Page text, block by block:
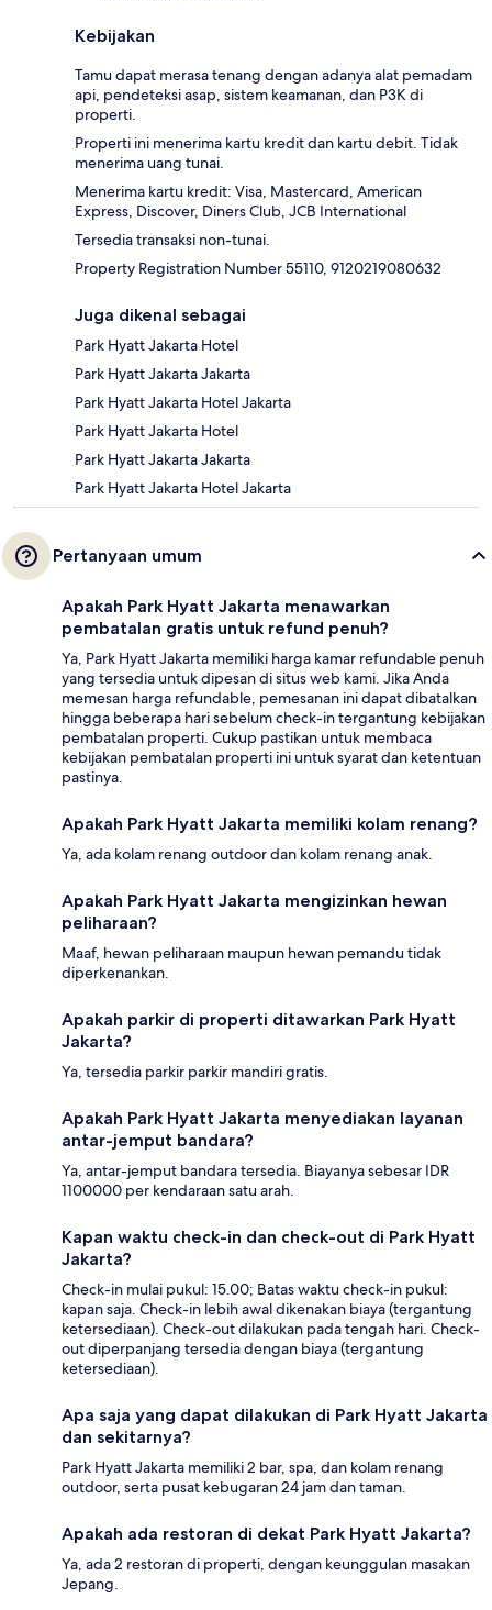
Kebijakan
Tamu dapat merasa tenang dengan adanya alat pemadam
api, pendeteksi asap, sistem keamanan, dan P3K di
properti.
Properti ini menerima kartu kredit dan kartu debit. Tidak
menerima uang tunai.
Menerima kartu kredit: Visa, Mastercard, American
Express, Discover, Diners Club, JCB International
Tersedia transaksi non-tunai.
Property Registration Number 55110, 9120219080632
Juga dikenal sebagai
Park Hyatt Jakarta Hotel
Park Hyatt Jakarta Jakarta
Park Hyatt Jakarta Hotel Jakarta
Park Hyatt Jakarta Hotel
Park Hyatt Jakarta Jakarta
Park Hyatt Jakarta Hotel Jakarta
Pertanyaan umum
Apakah Park Hyatt Jakarta menawarkan
pembatalan gratis untuk refund penuh?
Ya, Park Hyatt Jakarta memiliki harga kamar refundable penuh
yang tersedia untuk dipesan di situs web kami. Jika Anda
memesan harga refundable, pemesanan ini dapat dibatalkan
hingga beberapa hari sebelum check-in tergantung kebijakan
pembatalan properti. Cukup pastikan untuk membaca
kebijakan pembatalan properti ini untuk syarat dan ketentuan
pastinya.
Apakah Park Hyatt Jakarta memiliki kolam renang?
Ya, ada kolam renang outdoor dan kolam renang anak.
Apakah Park Hyatt Jakarta mengizinkan hewan
peliharaan?
Maaf, hewan peliharaan maupun hewan pemandu tidak
diperkenankan.
Apakah parkir di properti ditawarkan Park Hyatt
Jakarta?
Ya, tersedia parkir parkir mandiri gratis.
Apakah Park Hyatt Jakarta menyediakan layanan
antar-jemput bandara?
Ya, antar-jemput bandara tersedia. Biayanya sebesar IDR
1100000 per kendaraan satu arah.
Kapan waktu check-in dan check-out di Park Hyatt
Jakarta?
Check-in mulai pukul: 15.00; Batas waktu check-in pukul:
kapan saja. Check-in lebih awal dikenakan biaya (tergantung
ketersediaan). Check-out dilakukan pada tengah hari. Check-
out diperpanjang tersedia dengan biaya (tergantung
ketersediaan).
Apa saja yang dapat dilakukan di Park Hyatt Jakarta
dan sekitarnya?
Park Hyatt Jakarta memiliki 2 bar, spa, dan kolam renang
outdoor, serta pusat kebugaran 24 jam dan taman.
Apakah ada restoran di dekat Park Hyatt Jakarta?
Ya, ada 2 restoran di properti, dengan keunggulan masakan
Jepang.